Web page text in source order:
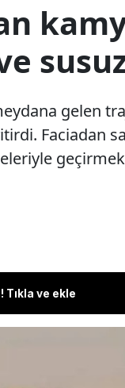
gelen
Faciadan
Tıkla ve ekle